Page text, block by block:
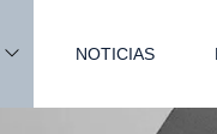
NOTICIAS